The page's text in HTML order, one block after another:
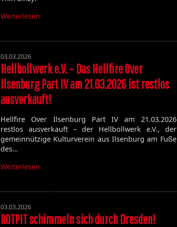
Weiterlesen
03.03.2026
Hellbollwerk e.V. – Das Hellfire Over
Ilsenburg Part IV am 21.03.2026 ist restlos
ausverkauft!
Hellfire Over Ilsenburg Part IV am 21.03.2026
restlos ausverkauft – der Hellbollwerk e.V., der
gemeinnützige Kulturverein aus Ilsenburg am Fuße
des…
Weiterlesen
03.03.2026
ROTPIT schimmeln sich durch Dresden!
Volume 123
Satan's Host